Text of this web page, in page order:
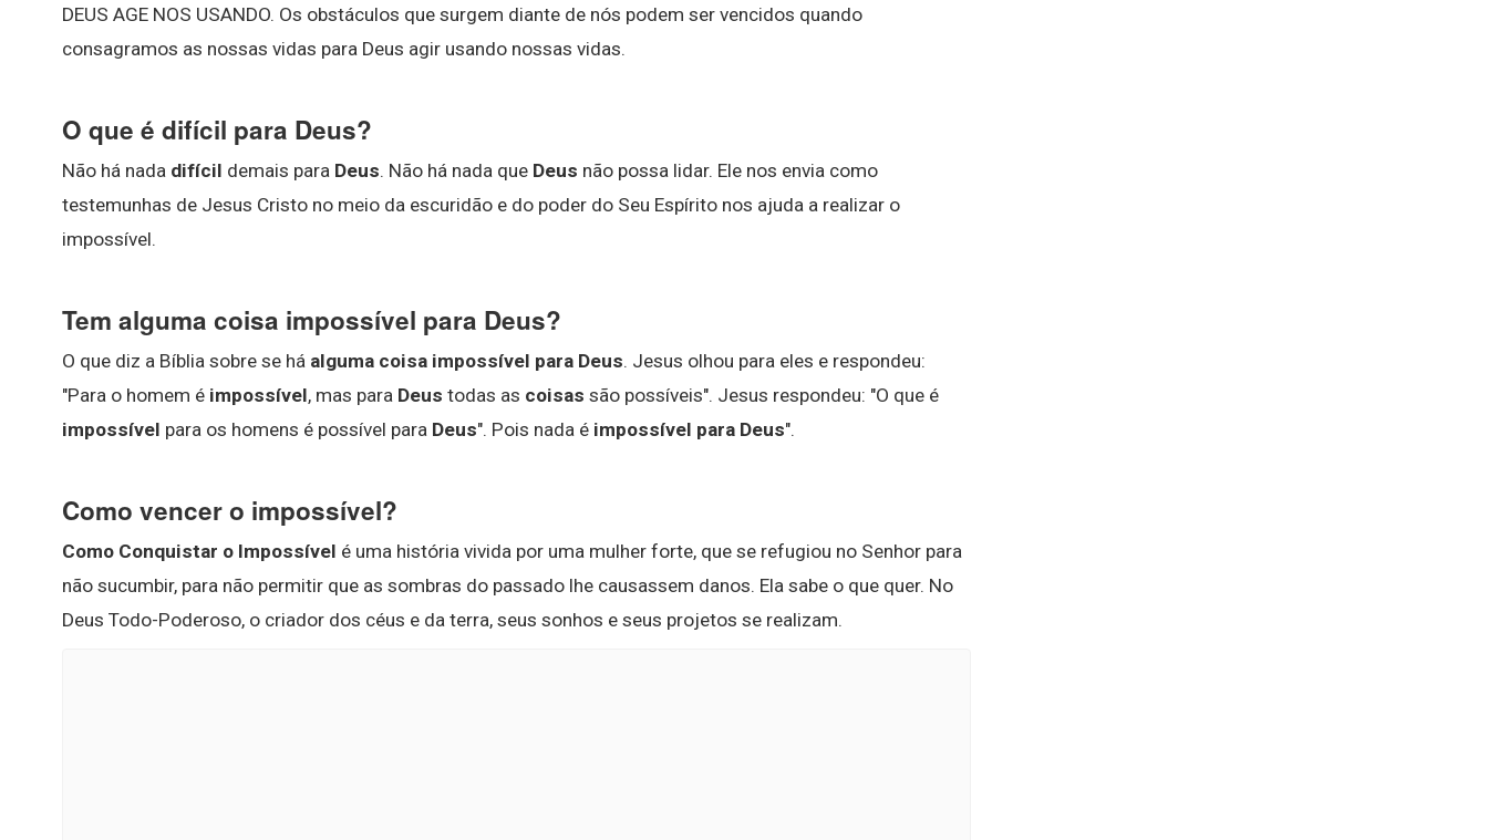
DEUS AGE NOS USANDO. Os obstáculos que surgem diante de nós podem ser vencidos quando
consagramos as nossas vidas para Deus agir usando nossas vidas.
O que é difícil para Deus?
Não há nada difícil demais para Deus. Não há nada que Deus não possa lidar. Ele nos envia como
testemunhas de Jesus Cristo no meio da escuridão e do poder do Seu Espírito nos ajuda a realizar o
impossível.
Tem alguma coisa impossível para Deus?
O que diz a Bíblia sobre se há alguma coisa impossível para Deus. Jesus olhou para eles e respondeu:
"Para o homem é impossível, mas para Deus todas as coisas são possíveis". Jesus respondeu: "O que é
impossível para os homens é possível para Deus". Pois nada é impossível para Deus".
Como vencer o impossível?
Como Conquistar o Impossível é uma história vivida por uma mulher forte, que se refugiou no Senhor para
não sucumbir, para não permitir que as sombras do passado lhe causassem danos. Ela sabe o que quer. No
Deus Todo-Poderoso, o criador dos céus e da terra, seus sonhos e seus projetos se realizam.